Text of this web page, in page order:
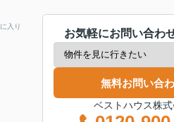
入り
お気軽にお問い合わ
無料お問い合
ベストハウス株